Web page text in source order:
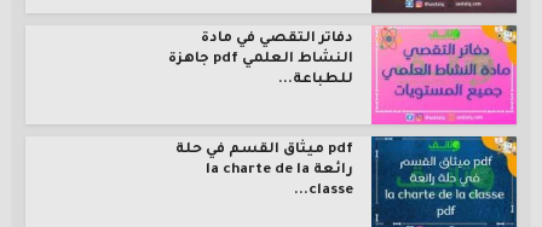
دفاتر التقصي في مادة
النشاط العلمي pdf جاهزة
للطباعة...
pdf ميثاق القسم في حلة
رائعة la charte de la
classe...